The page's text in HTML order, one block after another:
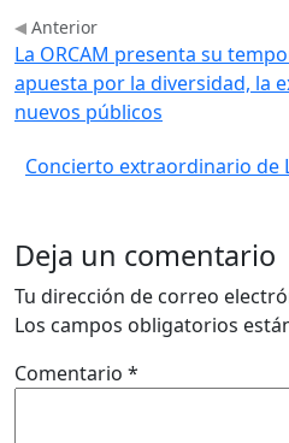
Anterior
La ORCAM presenta su
apuesta por la diversidad, la
nuevos públicos
Concierto extraordinario de
Deja un comentario
Tu dirección de correo
Los campos obligatorios
Comentario *